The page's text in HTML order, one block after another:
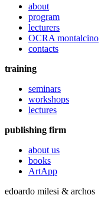
about
program
lecturers
OCRA montalcino
contacts
training
seminars
workshops
lectures
publishing firm
about us
books
ArtApp
edoardo milesi & archos